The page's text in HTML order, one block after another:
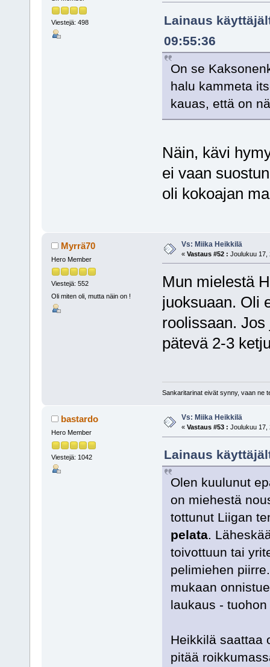
Viestejä: 498
Lainaus
09:55:36
On se
halu kammeta
kauas, että on
Näin, kävi
ei vaan
oli kokoajan
Myrrä70
Hero Member
Viestejä: 552
Oli miten oli, mutta näin on !
Vs: Miika Heikkilä
« Vastaus #52 : Joulukuu 17,
Mun mielestä
juoksuaan. Oli
roolissaan.
pätevä 2-3
Sankaritarinat eivät synny, vaan ne
bastardo
Hero Member
Viestejä: 1042
Vs: Miika Heikkilä
« Vastaus #53 : Joulukuu 17,
Lainaus
Olen kuulunut
on miehestä
tottunut Liigan
pelata.
toivottuun tai
pelimiehen
mukaan
laukaus -
Heikkilä saattaa
pitää